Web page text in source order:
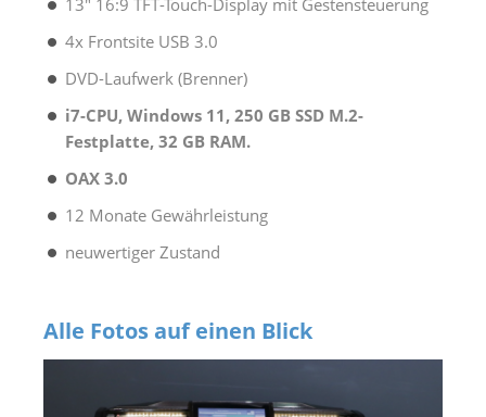
4x Frontsite USB 3.0
DVD-Laufwerk (Brenner)
i7-CPU, Windows 11, 250 GB SSD M.2-
Festplatte, 32 GB RAM.
OAX 3.0
12 Monate Gewährleistung
neuwertiger Zustand
Alle Fotos auf einen Blick